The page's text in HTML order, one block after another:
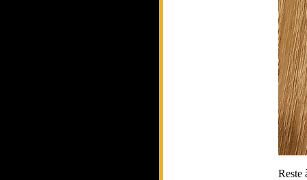
Reste